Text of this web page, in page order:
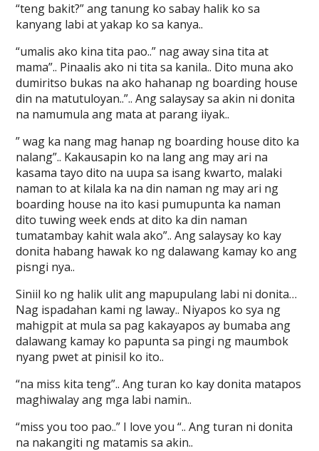
“teng bakit?” ang tanung ko sabay halik ko sa
kanyang labi at yakap ko sa kanya..
“umalis ako kina tita pao..” nag away sina tita at
mama”.. Pinaalis ako ni tita sa kanila.. Dito muna ako
dumiritso bukas na ako hahanap ng boarding house
din na matutuloyan..”.. Ang salaysay sa akin ni donita
na namumula ang mata at parang iiyak..
” wag ka nang mag hanap ng boarding house dito ka
nalang”.. Kakausapin ko na lang ang may ari na
kasama tayo dito na uupa sa isang kwarto, malaki
naman to at kilala ka na din naman ng may ari ng
boarding house na ito kasi pumupunta ka naman
dito tuwing week ends at dito ka din naman
tumatambay kahit wala ako”.. Ang salaysay ko kay
donita habang hawak ko ng dalawang kamay ko ang
pisngi nya..
Siniil ko ng halik ulit ang mapupulang labi ni donita…
Nag ispadahan kami ng laway.. Niyapos ko sya ng
mahigpit at mula sa pag kakayapos ay bumaba ang
dalawang kamay ko papunta sa pingi ng maumbok
nyang pwet at pinisil ko ito..
“na miss kita teng”.. Ang turan ko kay donita matapos
maghiwalay ang mga labi namin..
“miss you too pao..” I love you “.. Ang turan ni donita
na nakangiti ng matamis sa akin..